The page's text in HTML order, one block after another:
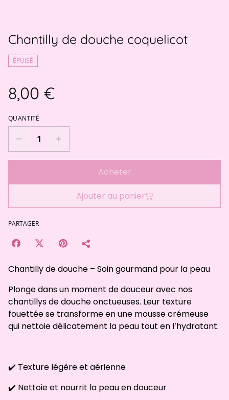
Chantilly de douche coquelicot
ÉPUISÉ
8,00 €
QUANTITÉ
Acheter
Ajouter au panier
PARTAGER
Chantilly de douche – Soin gourmand pour la peau
Plonge dans un moment de douceur avec nos
chantillys de douche onctueuses. Leur texture
fouettée se transforme en une mousse crémeuse
qui nettoie délicatement la peau tout en l’hydratant.
✔️ Texture légère et aérienne
✔️ Nettoie et nourrit la peau en douceur